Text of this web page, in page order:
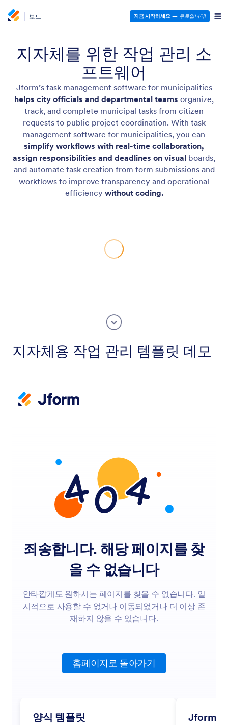
보드 지금 시작하세요 — 무료입니다!
지자체를 위한 작업 관리 소
프트웨어
Jform’s task management software for municipalities
helps city officials and departmental teams organize,
track, and complete municipal tasks from citizen
requests to public project coordination. With task
management software for municipalities, you can
simplify workflows with real-time collaboration,
assign responsibilities and deadlines on visual boards,
and automate task creation from form submissions and
workflows to improve transparency and operational
efficiency without coding.
지자체용 작업 관리 템플릿 데모